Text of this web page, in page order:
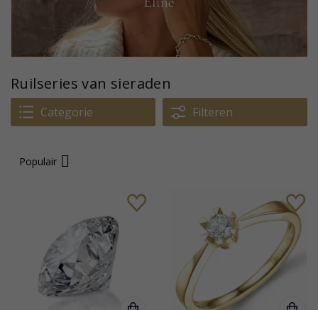
Ruilseries van sieraden
Categorie Filteren
Populair